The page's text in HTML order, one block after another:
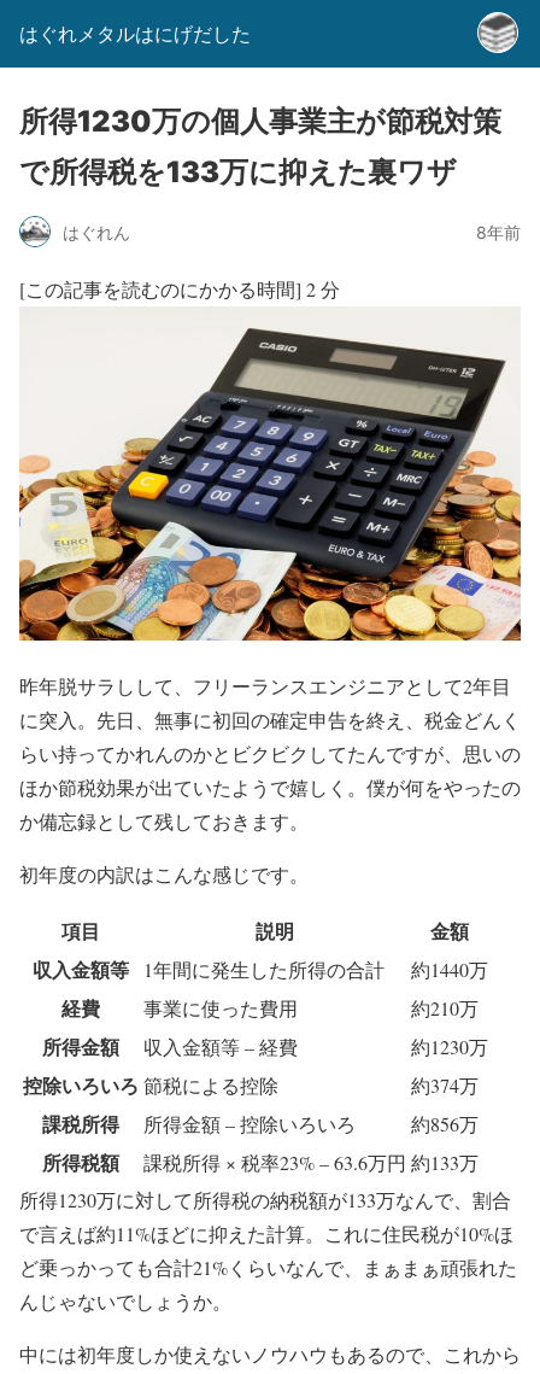
はぐれメタルはにげだした
所得1230万の個人事業主が節税対策
で所得税を133万に抑えた裏ワザ
はぐれん 8年前
[この記事を読むのにかかる時間] 2分
昨年脱サラしして、フリーランスエンジニアとして2年目
に突入。先日、無事に初回の確定申告を終え、税金どんく
らい持ってかれんのかとビクビクしてたんですが、思いの
ほか節税効果が出ていたようで嬉しく。僕が何をやったの
か備忘録として残しておきます。
初年度の内訳はこんな感じです。
項目 説明
金額
収入金額等
1年間に発生した所得の合計 約1440万
経費 事業に使った費用 約210万
所得金額 収入金額等 – 経費 約1230万
控除いろいろ 節税による控除 約374万
課税所得 所得金額 – 控除いろいろ 約856万
所得税額 課税所得 × 税率23% – 63.6万円 約133万
所得1230万に対して所得税の納税額が133万なんで、割合
で言えば約11%ほどに抑えた計算。これに住民税が10%ほ
ど乗っかっても合計21%くらいなんで、まぁまぁ頑張れた
んじゃないでしょうか。
中には初年度しか使えないノウハウ もあるので、これから